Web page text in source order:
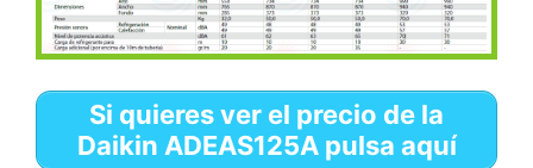
Si quieres ver el precio de la
Daikin ADEAS125A pulsa aquí